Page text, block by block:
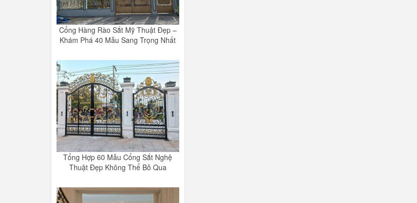
Cổng Hàng Rào Sắt Mỹ Thuật Đẹp –
Khám Phá 40 Mẫu Sang Trọng Nhất
Tổng Hợp 60 Mẫu Cổng Sắt Nghệ
Thuật Đẹp Không Thể Bỏ Qua